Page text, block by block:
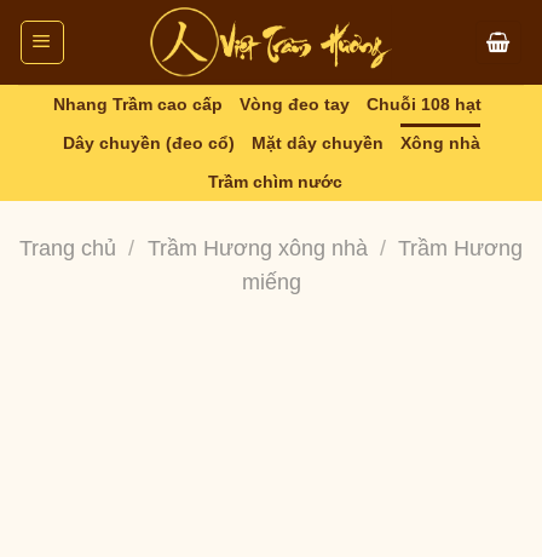
Skip
content
Nhang Trầm cao cấp Vòng đeo tay
Chuỗi 108 hạt
Dây chuyền (đeo cổ)
Mặt dây chuyền
Xông nhà
Trầm chìm nước
Trang chủ / Trầm Hương xông nhà / Trầm Hương
miếng